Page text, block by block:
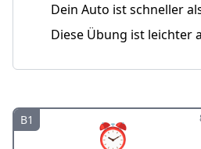
Dein Auto ist schneller
Diese Übung ist leichter
B1 ⏰